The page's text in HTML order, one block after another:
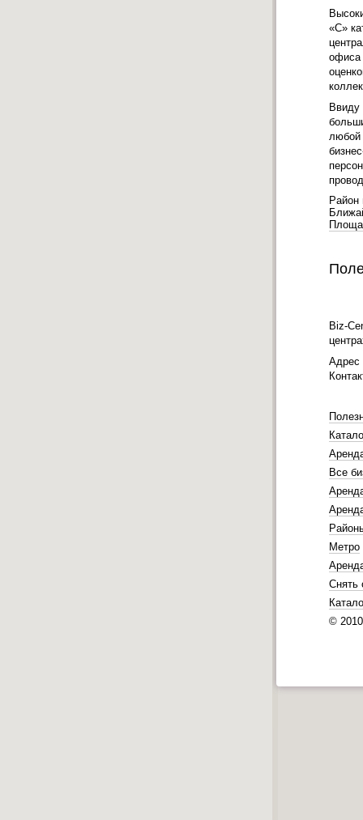
«С»
офиса
Ввиду
любой
Район
Biz-
Все
Метро
Снять
©